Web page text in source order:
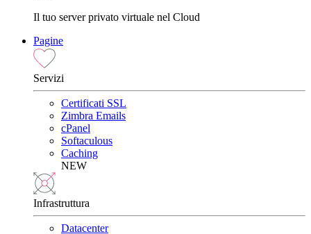
Il tuo server privato virtuale nel Cloud
Pagine
Servizi
Certificati SSL
Zimbra Emails
cPanel
Softaculous
Caching
NEW
Infrastruttura
Datacenter